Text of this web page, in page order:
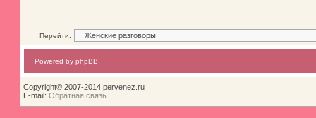
Перейти:
Powered by phpBB
Copyright© 2007-2014 pervenez.ru
E-mail: Обратная связь